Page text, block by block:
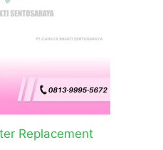
Replacement